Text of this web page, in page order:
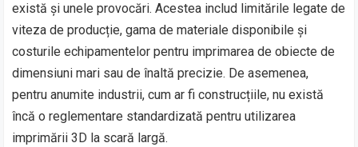
există și unele provocări. Acestea includ limitările legate de
viteza de producție, gama de materiale disponibile și
costurile echipamentelor pentru imprimarea de obiecte de
dimensiuni mari sau de înaltă precizie. De asemenea,
pentru anumite industrii, cum ar fi construcțiile, nu există
încă o reglementare standardizată pentru utilizarea
imprimării 3D la scară largă.